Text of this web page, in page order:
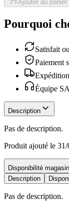
Ajouter au panier
Pourquoi
Satisfait
Paiement
Équipe
Description
Pas de description.
Produit ajouté le
Disponibilité
Description
Pas de description.